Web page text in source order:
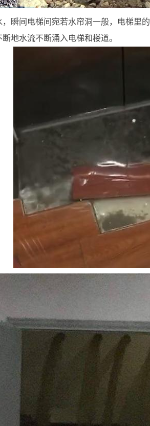
瞬间电梯间宛若水帘洞一般，电梯里
地水流不断涌入电梯和楼道。